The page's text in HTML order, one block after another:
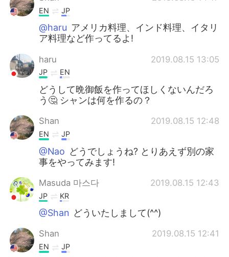
EN JP
@haru アメリカ料理、インド料理、イタリ
ア料理など作ってるよ!
haru 2019.08.15 13:05
JP EN
どうして晩御飯を作ってほしくないんだろ
う🤔 シャンは何を作るの？
Shan 2019.08.15 12:48
EN JP
@Nao どうでしょうね? とりあえず別の家
事をやってみます!
Masuda 마스다 2019.08.15 12:43
JP KR
@Shan どういたしまして(^^)
Shan 2019.08.15 12:41
EN JP